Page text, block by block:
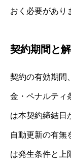
おく必要があり
契約期間と
契約の有効期間
金・ペナルティ
は本契約締結日
自動更新の有無
は発生条件と上